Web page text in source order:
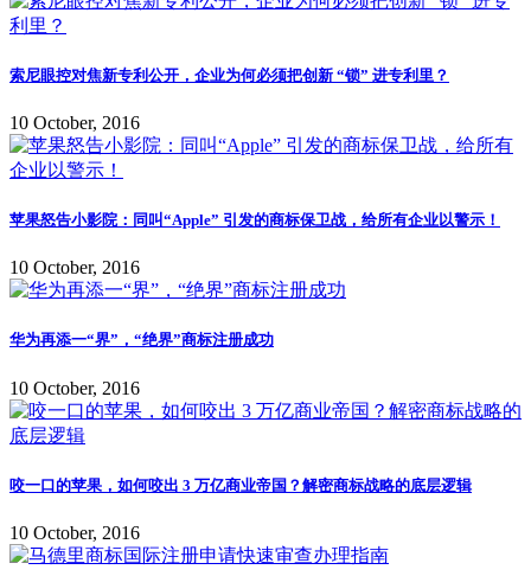
索尼眼控对焦新专利公开，企业为何必须把创新 “锁” 进专利里？
10 October, 2016
苹果怒告小影院：同叫“Apple” 引发的商标保卫战，给所有企业以警示！
10 October, 2016
华为再添一“界”，“绝界”商标注册成功
10 October, 2016
咬一口的苹果，如何咬出 3 万亿商业帝国？解密商标战略的底层逻辑
10 October, 2016